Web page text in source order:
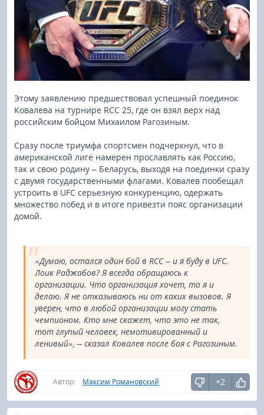
Этому заявлению предшествовал успешный поединок
Ковалева на турнире RCC 25, где он взял верх над
российским бойцом Михаилом Рагозиным.
Сразу после триумфа спортсмен подчеркнул, что в
американской лиге намерен прославлять как Россию,
так и свою родину – Беларусь, выходя на поединки сразу
с двумя государственными флагами. Ковалев пообещал
устроить в UFC серьезную конкуренцию, одержать
множество побед и в итоге привезти пояс организации
домой.
«Думаю, остался один бой в RCC – и я буду в UFC.
Лоик Раджабов? Я всегда обращаюсь к
организации. Что организация хочет, то я и
делаю. Я не отказываюсь ни от каких вызовов. Я
уверен, что в любой организации могу стать
чемпионом. Кто мне скажет, что это не так,
тот глупый человек, немотивированный и
ленивый», – сказал Ковалев после боя с Рагозиным.
Автор: Максим Романовский +2